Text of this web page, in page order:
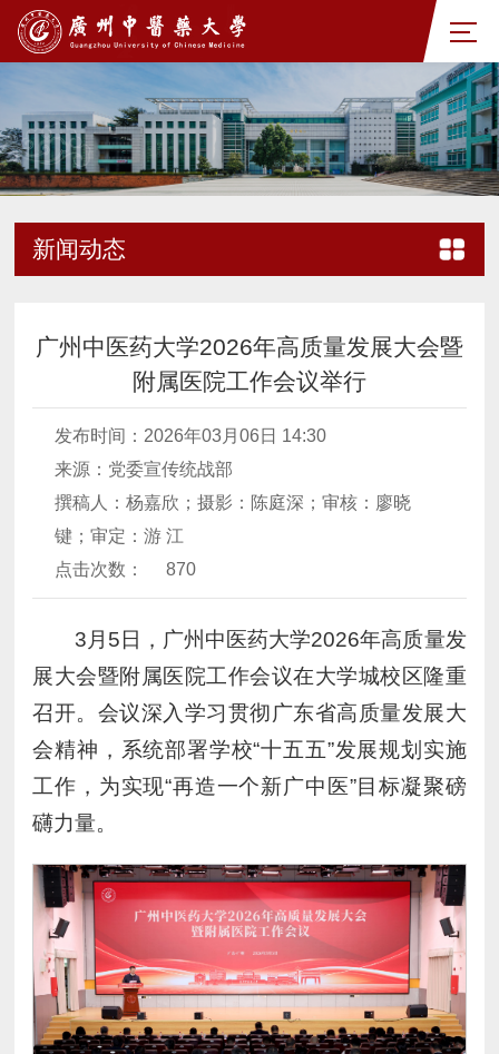
新闻动态
广州中医药大学2026年高质量发展大会暨
附属医院工作会议举行
发布时间：2026年03月06日 14:30
来源：党委宣传统战部
撰稿人：杨嘉欣；摄影：陈庭深；审核：廖晓
键；审定：游 江
点击次数：
870
3月5日，广州中医药大学2026年高质量发
展大会暨附属医院工作会议在大学城校区隆重
召开。会议深入学习贯彻广东省高质量发展大
会精神，系统部署学校“十五五”发展规划实施
工作，为实现“再造一个新广中医”目标凝聚磅
礴力量。